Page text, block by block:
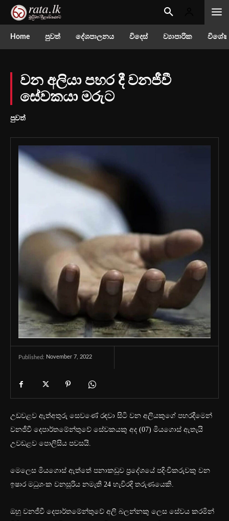
Home පුවත් දේශපාලනය විදෙස් ව්‍යාපාරික
වන අලියා පහර දී වනජීවී
සේවකයා මරුට
පුවත්
Published: November 7, 2022
උඩවළව ඇත්අතුරු සෙවණේ රඳවා සිටි වන අලියකුගේ පහරදීමෙන්
වනජීවී දෙපාර්තමේන්තුවේ සේවකයකු අද (07) මියගොස් ඇතැයි
උවඩළව පොලිසිය පවසයි.
මෙලෙස මියගොස් ඇත්තේ පනාකඩුව ප්‍රදේශයේ පදිංචිකරුවකු වන
ඉෂාර මධුශංක වනසූරිය නමැති 24 හැවිරදි තරුණයෙකි.
ඔහු වනජීවී දෙපාර්තමේන්තුවේ අලි බලන්නකු ලෙස සේවය කරමින්